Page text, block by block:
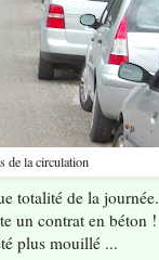
de la circulation
totalité de la journée.
un contrat en béton !
plus mouillé ...